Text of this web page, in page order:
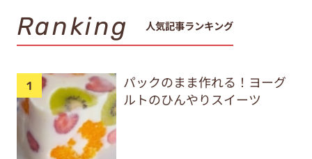
Ranking 人気記事ランキング
パックのまま作れる！ヨーグ
ルトのひんやりスイーツ